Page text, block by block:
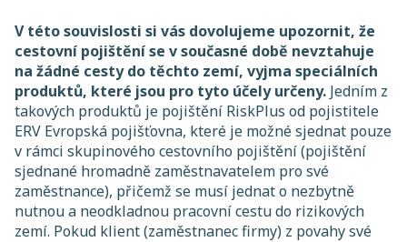
V této souvislosti si vás dovolujeme upozornit, že
cestovní pojištění se v současné době nevztahuje
na žádné cesty do těchto zemí, vyjma speciálních
produktů, které jsou pro tyto účely určeny. Jedním z
takových produktů je pojištění RiskPlus od pojistitele
ERV Evropská pojišťovna, které je možné sjednat pouze
v rámci skupinového cestovního pojištění (pojištění
sjednané hromadně zaměstnavatelem pro své
zaměstnance), přičemž se musí jednat o nezbytně
nutnou a neodkladnou pracovní cestu do rizikových
zemí. Pokud klient (zaměstnanec firmy) z povahy své